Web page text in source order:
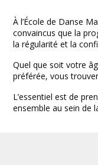
À l’École de Danse
convaincus que la
la régularité et la
Quel que soit votre
préférée, vous
L’essentiel est de
ensemble au sein de